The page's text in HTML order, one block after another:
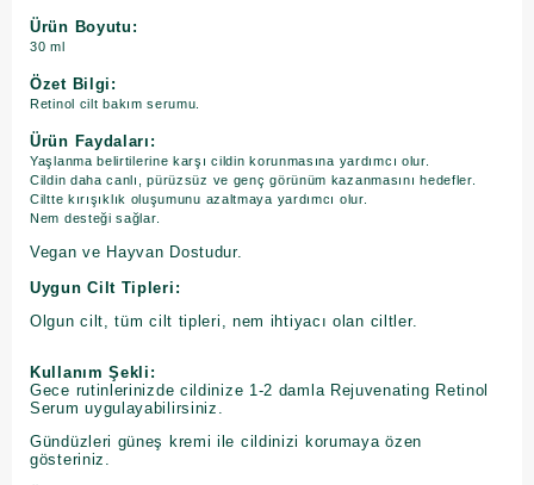
Ürün Boyutu:
30 ml
Özet Bilgi:
Retinol cilt bakım serumu.
Ürün Faydaları:
Yaşlanma belirtilerine karşı cildin korunmasına yardımcı olur.
Cildin daha canlı, pürüzsüz ve genç görünüm kazanmasını hedefler.
Ciltte kırışıklık oluşumunu azaltmaya yardımcı olur.
Nem desteği sağlar.
Vegan ve Hayvan Dostudur.
Uygun Cilt Tipleri:
Olgun cilt, tüm cilt tipleri, nem ihtiyacı olan ciltler.
Kullanım Şekli:
Gece rutinlerinizde cildinize 1-2 damla Rejuvenating Retinol
Serum uygulayabilirsiniz.
Gündüzleri güneş kremi ile cildinizi korumaya özen
gösteriniz.